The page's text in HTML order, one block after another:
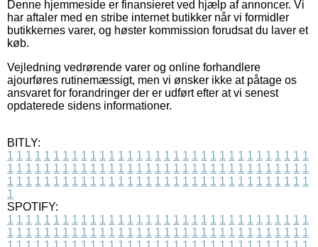
Denne hjemmeside er finansieret ved hjælp af annoncer. Vi
har aftaler med en stribe internet butikker når vi formidler
butikkernes varer, og høster kommission forudsat du laver et
køb.
Vejledning vedrørende varer og online forhandlere
ajourføres rutinemæssigt, men vi ønsker ikke at påtage os
ansvaret for forandringer der er udført efter at vi senest
opdaterede sidens informationer.
BITLY:
1 1 1 1 1 1 1 1 1 1 1 1 1 1 1 1 1 1 1 1 1 1 1 1 1 1 1 1 1 1 1 1 1
1 1 1 1 1 1 1 1 1 1 1 1 1 1 1 1 1 1 1 1 1 1 1 1 1 1 1 1 1 1 1 1 1
1 1 1 1 1 1 1 1 1 1 1 1 1 1 1 1 1 1 1 1 1 1 1 1 1 1 1 1 1 1 1 1 1
1
SPOTIFY:
1 1 1 1 1 1 1 1 1 1 1 1 1 1 1 1 1 1 1 1 1 1 1 1 1 1 1 1 1 1 1 1 1
1 1 1 1 1 1 1 1 1 1 1 1 1 1 1 1 1 1 1 1 1 1 1 1 1 1 1 1 1 1 1 1 1